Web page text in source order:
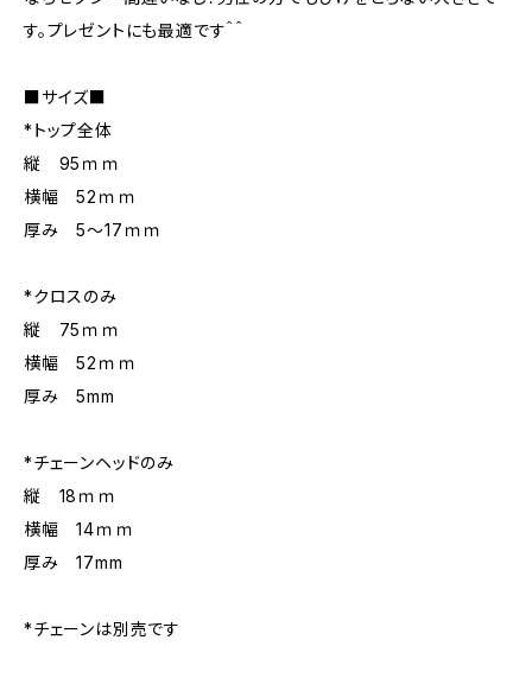
す。プレゼントにも最適です＾＾
■サイズ■
*トップ全体
縦 95ｍｍ
横幅 52ｍｍ
厚み 5～17ｍｍ
*クロスのみ
縦 75ｍｍ
横幅 52ｍｍ
厚み 5mm
*チェーンヘッドのみ
縦 18ｍｍ
横幅 14ｍｍ
厚み 17mm
*チェーンは別売です